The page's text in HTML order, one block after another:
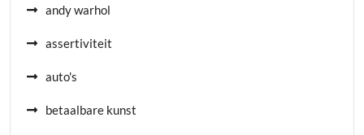
andy warhol
assertiviteit
auto's
betaalbare kunst